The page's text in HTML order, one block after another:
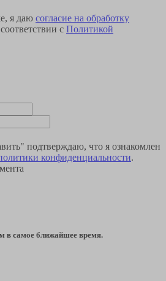
я даю согласие на обработку
с Политикой
подтверждаю, что я ознакомлен
конфиденциальности.
в самое ближайшее время.